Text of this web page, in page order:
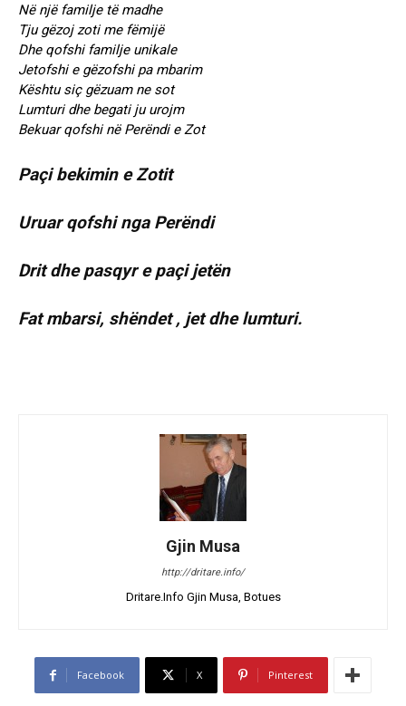
Në një familje të madhe
Tju gëzoj zoti me fëmijë
Dhe qofshi familje unikale
Jetofshi e gëzofshi pa mbarim
Kështu siç gëzuam ne sot
Lumturi dhe begati ju urojm
Bekuar qofshi në Perëndi e Zot
Paçi bekimin e Zotit
Uruar qofshi nga Perëndi
Drit dhe pasqyr e paçi jetën
Fat mbarsi, shëndet , jet dhe lumturi.
Gjin Musa
http://dritare.info/
Dritare.Info Gjin Musa, Botues
Facebook X Pinterest